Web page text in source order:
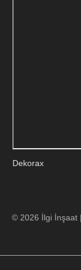
Dekorax
© 2026 İlgi İnşaat |